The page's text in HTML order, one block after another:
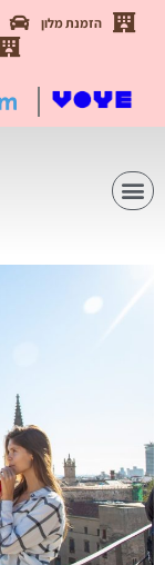
הזמנת מלון